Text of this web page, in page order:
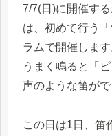
7/7(日)に開催す
は、初めて行う
ラムで開催しま
うまく鳴ると「
声のような笛が
この日は1日、笛